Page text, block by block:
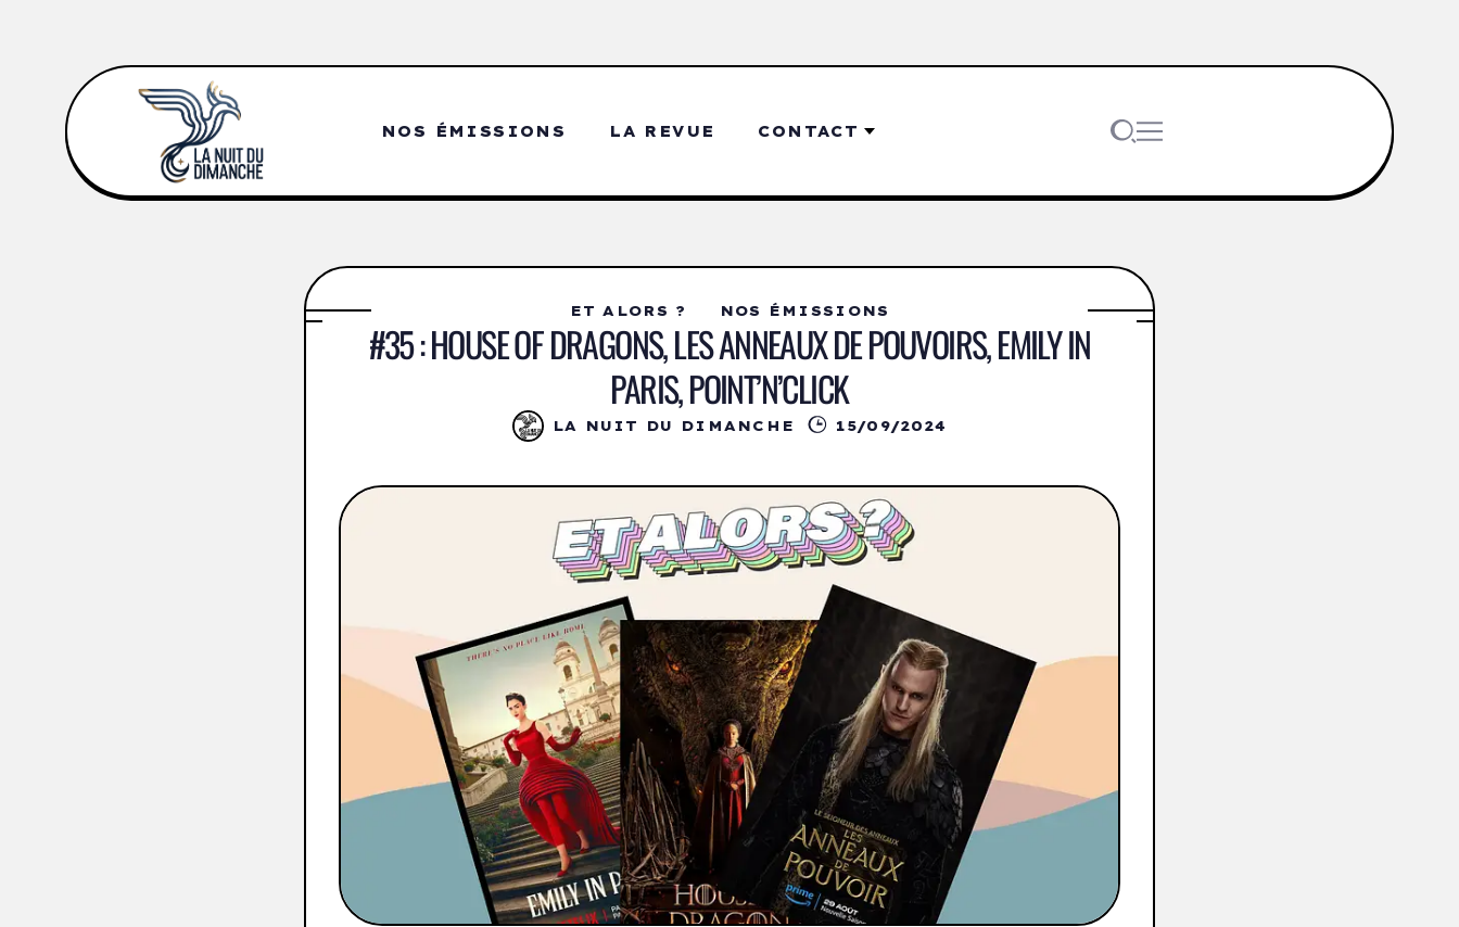
NOS ÉMISSIONS LA REVUE CONTACT
ET ALORS ? NOS ÉMISSIONS
#35 : HOUSE OF DRAGONS, LES ANNEAUX DE POUVOIRS, EMILY IN
PARIS, POINT’N’CLICK
LA NUIT DU DIMANCHE 15/09/2024